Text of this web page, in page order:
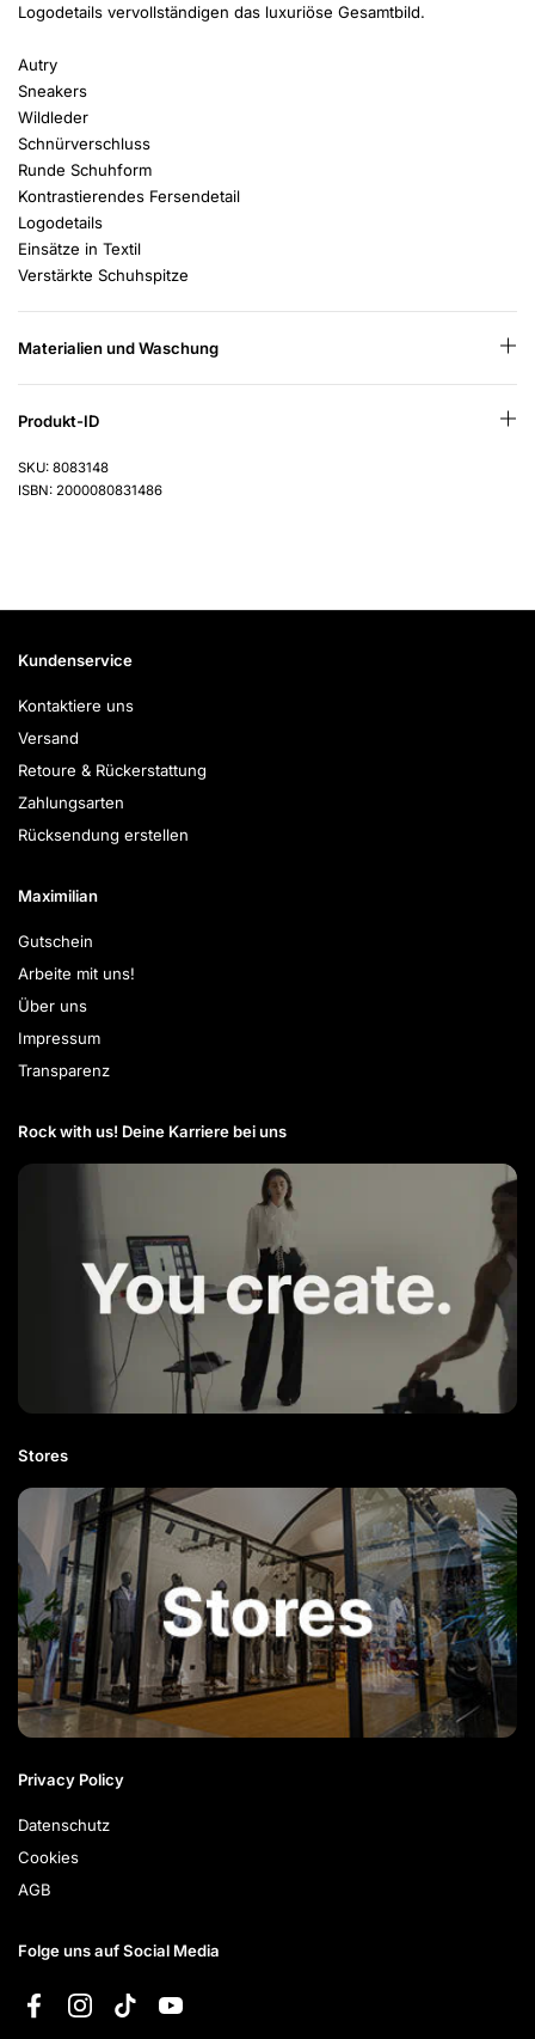
Logodetails vervollständigen das luxuriöse Gesamtbild.
Autry
Sneakers
Wildleder
Schnürverschluss
Runde Schuhform
Kontrastierendes Fersendetail
Logodetails
Einsätze in Textil
Verstärkte Schuhspitze
Materialien und Waschung
Produkt-ID
SKU: 8083148
ISBN: 2000080831486
Kundenservice
Kontaktiere uns
Versand
Retoure & Rückerstattung
Zahlungsarten
Rücksendung erstellen
Maximilian
Gutschein
Arbeite mit uns!
Über uns
Impressum
Transparenz
Rock with us! Deine Karriere bei uns​
Stores
Privacy Policy
Datenschutz
Cookies
AGB
Folge uns auf Social Media
FacebookInstagramTikTokYouTube